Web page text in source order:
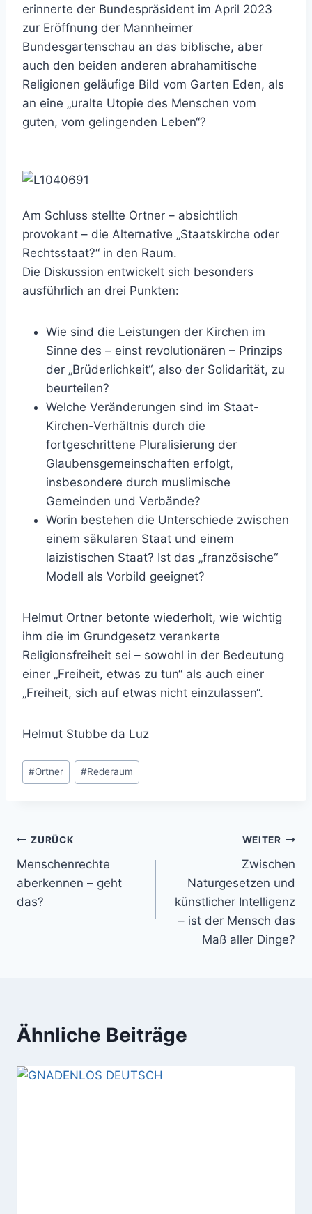
erinnerte der Bundespräsident im April 2023
zur Eröffnung der Mannheimer
Bundesgartenschau an das biblische, aber
auch den beiden anderen abrahamitische
Religionen geläufige Bild vom Garten Eden, als
an eine „uralte Utopie des Menschen vom
guten, vom gelingenden Leben“?
Am Schluss stellte Ortner – absichtlich
provokant – die Alternative „Staatskirche oder
Rechtsstaat?“ in den Raum.
Die Diskussion entwickelt sich besonders
ausführlich an drei Punkten:
Wie sind die Leistungen der Kirchen im
Sinne des – einst revolutionären – Prinzips
der „Brüderlichkeit“, also der Solidarität, zu
beurteilen?
Welche Veränderungen sind im Staat-
Kirchen-Verhältnis durch die
fortgeschrittene Pluralisierung der
Glaubensgemeinschaften erfolgt,
insbesondere durch muslimische
Gemeinden und Verbände?
Worin bestehen die Unterschiede zwischen
einem säkularen Staat und einem
laizistischen Staat? Ist das „französische“
Modell als Vorbild geeignet?
Helmut Ortner betonte wiederholt, wie wichtig
ihm die im Grundgesetz verankerte
Religionsfreiheit sei – sowohl in der Bedeutung
einer „Freiheit, etwas zu tun“ als auch einer
„Freiheit, sich auf etwas nicht einzulassen“.
Helmut Stubbe da Luz
Schlagworte:
#Ortner #Rederaum
Beitragsnavigation
ZURÜCK
Menschenrechte
aberkennen – geht
das?
WEITER
Zwischen
Naturgesetzen und
künstlicher Intelligenz
– ist der Mensch das
Maß aller Dinge?
Ähnliche Beiträge